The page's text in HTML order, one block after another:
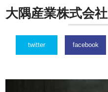
大隅産業株式会社
twitter facebook